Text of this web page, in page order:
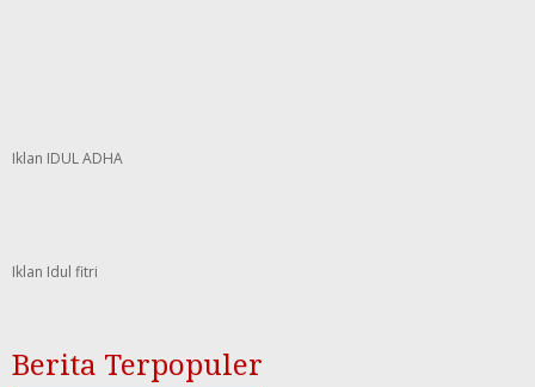
Iklan IDUL ADHA
Iklan Idul fitri
Berita Terpopuler